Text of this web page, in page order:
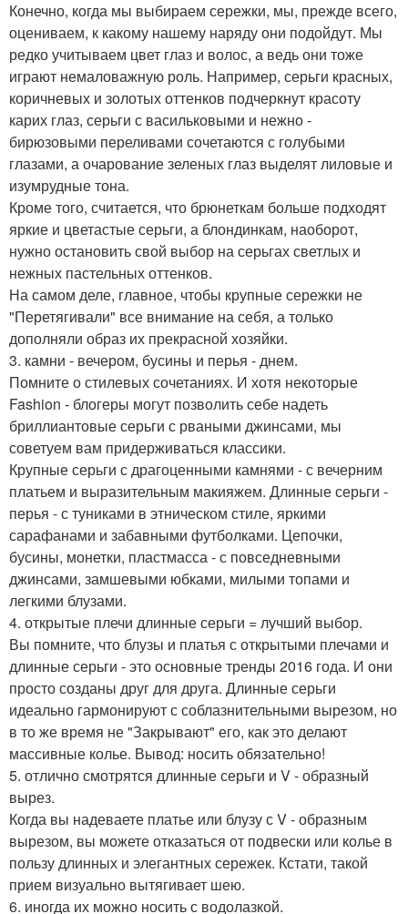
Конечно, когда мы выбираем сережки, мы, прежде всего,
оцениваем, к какому нашему наряду они подойдут. Мы
редко учитываем цвет глаз и волос, а ведь они тоже
играют немаловажную роль. Например, серьги красных,
коричневых и золотых оттенков подчеркнут красоту
карих глаз, серьги с васильковыми и нежно -
бирюзовыми переливами сочетаются с голубыми
глазами, а очарование зеленых глаз выделят лиловые и
изумрудные тона.
Кроме того, считается, что брюнеткам больше подходят
яркие и цветастые серьги, а блондинкам, наоборот,
нужно остановить свой выбор на серьгах светлых и
нежных пастельных оттенков.
На самом деле, главное, чтобы крупные сережки не
"Перетягивали" все внимание на себя, а только
дополняли образ их прекрасной хозяйки.
3. камни - вечером, бусины и перья - днем.
Помните о стилевых сочетаниях. И хотя некоторые
Fashion - блогеры могут позволить себе надеть
бриллиантовые серьги с рваными джинсами, мы
советуем вам придерживаться классики.
Крупные серьги с драгоценными камнями - с вечерним
платьем и выразительным макияжем. Длинные серьги -
перья - с туниками в этническом стиле, яркими
сарафанами и забавными футболками. Цепочки,
бусины, монетки, пластмасса - с повседневными
джинсами, замшевыми юбками, милыми топами и
легкими блузами.
4. открытые плечи длинные серьги = лучший выбор.
Вы помните, что блузы и платья с открытыми плечами и
длинные серьги - это основные тренды 2016 года. И они
просто созданы друг для друга. Длинные серьги
идеально гармонируют с соблазнительными вырезом, но
в то же время не "Закрывают" его, как это делают
массивные колье. Вывод: носить обязательно!
5. отлично смотрятся длинные серьги и V - образный
вырез.
Когда вы надеваете платье или блузу с V - образным
вырезом, вы можете отказаться от подвески или колье в
пользу длинных и элегантных сережек. Кстати, такой
прием визуально вытягивает шею.
6. иногда их можно носить с водолазкой.